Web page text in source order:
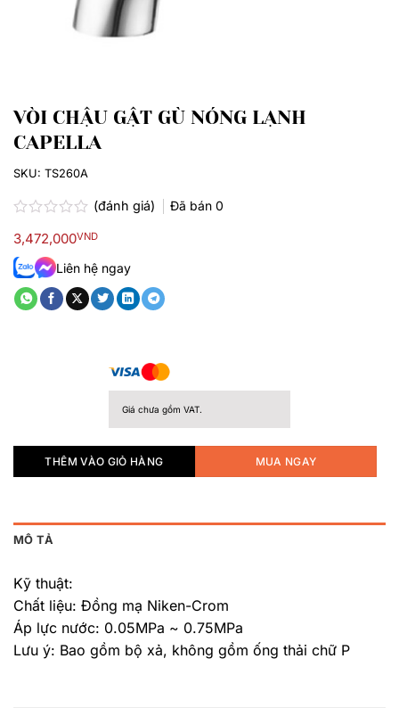
VÒI CHẬU GẬT GÙ NÓNG LẠNH
CAPELLA
xếp
hạng
0.0
5
sao
(đánh giá) Đã bán 0
3,472,000VND
Liên hệ ngay
Giá chưa gồm VAT.
THÊM VÀO GIỎ HÀNG MUA NGAY
SKU: TS260A
MÔ TẢ
Kỹ thuật:
Chất liệu: Đồng mạ Niken-Crom
Áp lực nước: 0.05MPa ~ 0.75MPa
Lưu ý: Bao gồm bộ xả, không gồm ống thải chữ P